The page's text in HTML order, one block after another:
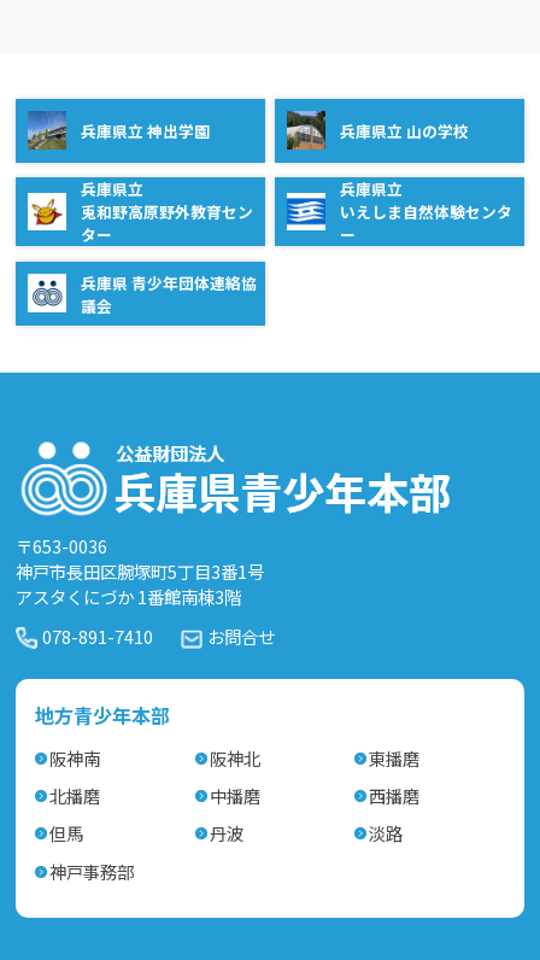
兵庫県立 神出学園 兵庫県立 山の学校
兵庫県立
兎和野高原野外教育セン
ター
兵庫県立
いえしま自然体験センタ
ー
兵庫県 青少年団体連絡協
議会
〒653-0036
神戸市長田区腕塚町5丁目3番1号
アスタくにづか 1番館南棟3階
078-891-7410
お問合せ
地方青少年本部
阪神南 阪神北
東播磨
北播磨
中播磨
西播磨
但馬
丹波
淡路
神戸事務部